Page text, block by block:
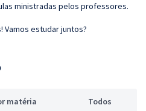
ministradas pelos professores.
Vamos estudar juntos?
matéria Todos